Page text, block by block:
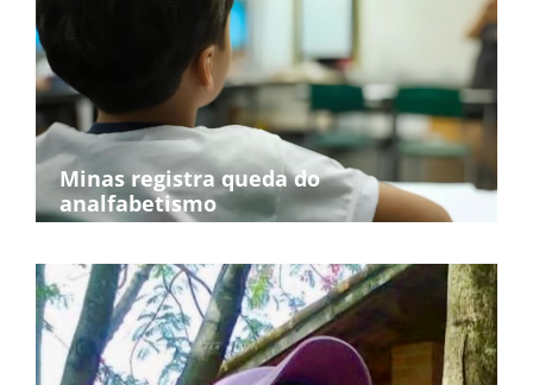
Minas registra queda do
analfabetismo